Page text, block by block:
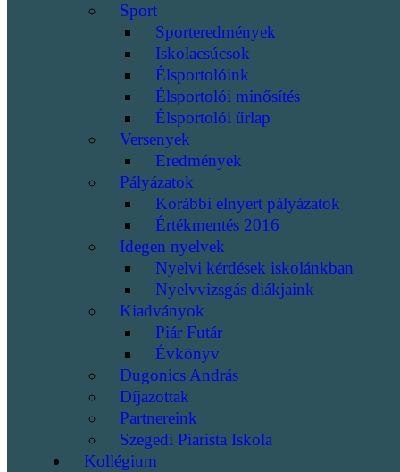
Sport
Sporteredmények
Iskolacsúcsok
Élsportolóink
Élsportolói minősítés
Élsportolói űrlap
Versenyek
Eredmények
Pályázatok
Korábbi elnyert pályázatok
Értékmentés 2016
Idegen nyelvek
Nyelvi kérdések iskolánkban
Nyelvvizsgás diákjaink
Kiadványok
Piár Futár
Évkönyv
Dugonics András
Díjazottak
Partnereink
Szegedi Piarista Iskola
Kollégium